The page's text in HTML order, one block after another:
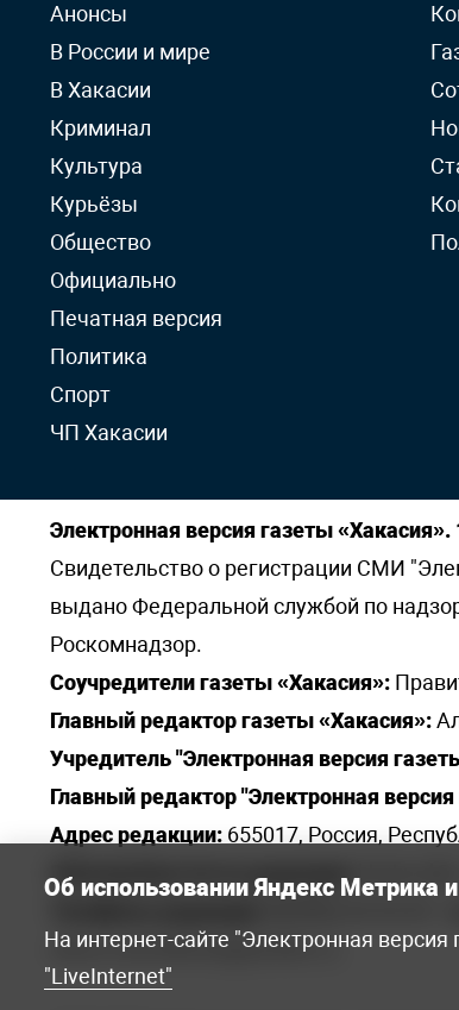
Анонсы
В России и мире
В Хакасии
Криминал
Культура
Курьёзы
Общество
Официально
Печатная версия
Политика
Спорт
ЧП Хакасии
Электронная версия газеты «Хакасия».
Свидетельство о регистрации СМИ
выдано Федеральной службой по
Роскомнадзор.
Соучредители газеты «Хакасия»:
Главный редактор газеты «Хакасия»:
Учредитель "Электронная версия
Главный редактор "Электронная
Адрес редакции: 655017, Россия,
Электронная почта редакции:
elena.s.korotkowa@yandex.ru.
Об использовании Яндекс Метрика
На интернет-сайте "Электронная
"LiveInternet"